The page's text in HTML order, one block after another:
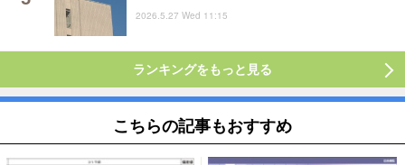
2026.5.27 Wed 11:15
ランキングをもっと見る
こちらの記事もおすすめ